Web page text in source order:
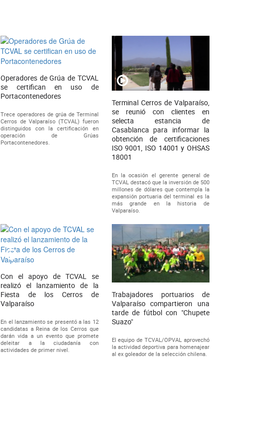
Operadores de Grúa de TCVAL
se certifican en uso de
Portacontenedores
Trece operadores de grúa de Terminal
Cerros de Valparaíso (TCVAL) fueron
distinguidos con la certificación en
operación de Grúas
Portacontenedores.
Terminal Cerros de Valparaíso,
se reunió con clientes en
selecta estancia de
Casablanca para informar la
obtención de certificaciones
ISO 9001, ISO 14001 y OHSAS
18001
En la ocasión el gerente general de
TCVAL destacó que la inversión de 500
millones de dólares que contempla la
expansión portuaria del terminal es la
más grande en la historia de
Valparaíso.
Con el apoyo de TCVAL se
realizó el lanzamiento de la
Fiesta de los Cerros de
Valparaíso
En el lanzamiento se presentó a las 12
candidatas a Reina de los Cerros que
darán vida a un evento que promete
deleitar a la ciudadanía con
actividades de primer nivel.
Trabajadores portuarios de
Valparaíso compartieron una
tarde de fútbol con "Chupete
Suazo"
El equipo de TCVAL/OPVAL aprovechó
la actividad deportiva para homenajear
al ex goleador de la selección chilena.